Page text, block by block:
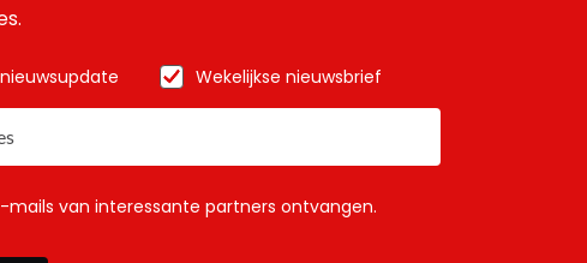
Wekelijkse nieuwsbrief
mails van interessante partners ontvangen.